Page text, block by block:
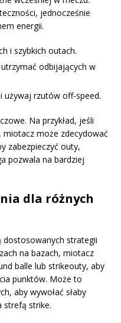
jednocześnie
energii.
i szybkich outach.
odbijających w
używaj rzutów off-speed.
Na przykład, jeśli
może zdecydować
zabezpieczyć outy,
pozwala na bardziej
dla różnych
dostosowanych strategii
na bazach, miotacz
balle lub strikeouty, aby
punktów. Może to
aby wywołać słaby
strefą strike.